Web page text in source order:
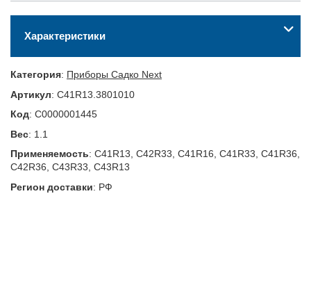
Характеристики
Категория: Приборы Садко Next
Артикул: C41R13.3801010
Код: С0000001445
Вес: 1.1
Применяемость: C41R13, C42R33, C41R16, C41R33, C41R36,
C42R36, C43R33, C43R13
Регион доставки: РФ